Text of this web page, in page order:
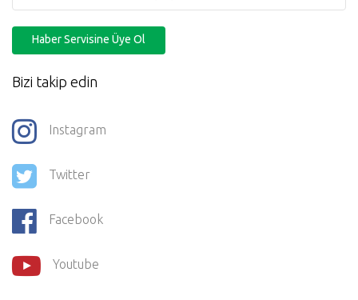
Haber Servisine Üye Ol
Bizi takip edin
Instagram
Twitter
Facebook
Youtube